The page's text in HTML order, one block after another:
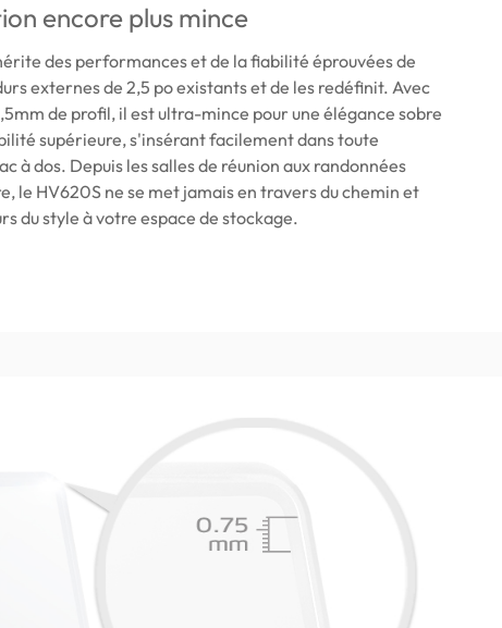
encore plus mince
des performances et de la fiabilité éprouvées de
externes de 2,5 po existants et de les redéfinit. Avec
de profil, il est ultra-mince pour une élégance sobre
supérieure, s'insérant facilement dans toute
à dos. Depuis les salles de réunion aux randonnées
le HV620S ne se met jamais en travers du chemin et
du style à votre espace de stockage.